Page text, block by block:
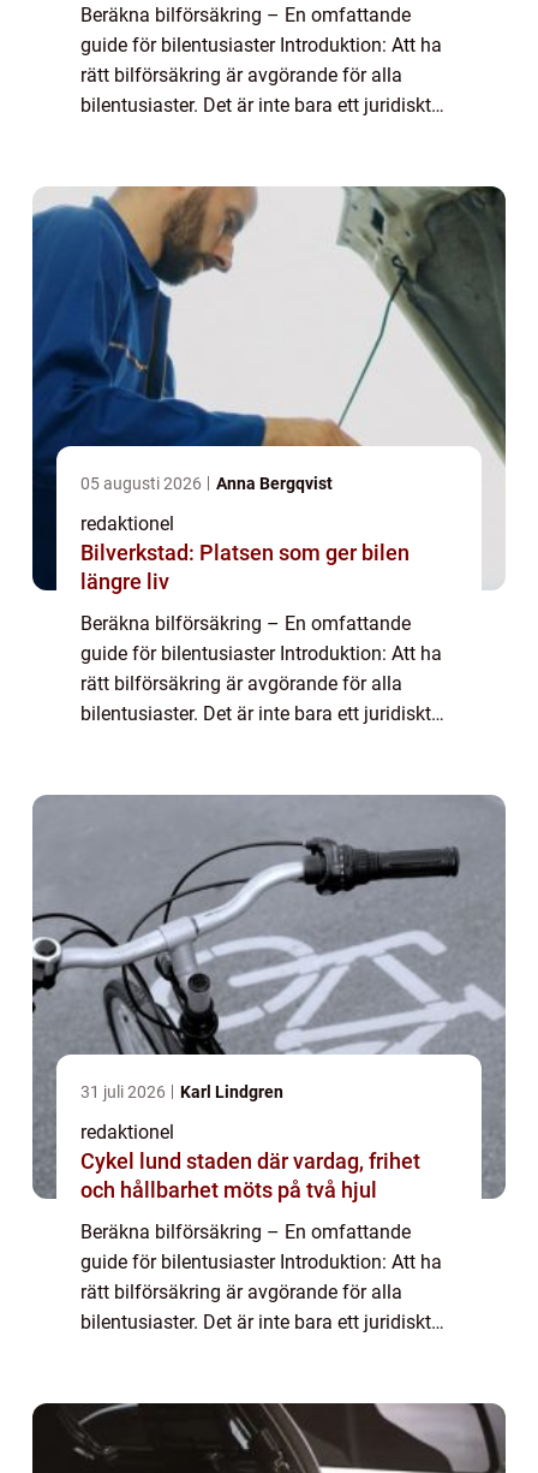
Beräkna bilförsäkring – En omfattande
guide för bilentusiaster Introduktion: Att ha
rätt bilförsäkring är avgörande för alla
bilentusiaster. Det är inte bara ett juridiskt
05 augusti 2026 Anna Bergqvist
redaktionel
Bilverkstad: Platsen som ger bilen
längre liv
Beräkna bilförsäkring – En omfattande
guide för bilentusiaster Introduktion: Att ha
rätt bilförsäkring är avgörande för alla
bilentusiaster. Det är inte bara ett juridiskt
31 juli 2026 Karl Lindgren
redaktionel
Cykel lund staden där vardag, frihet
och hållbarhet möts på två hjul
Beräkna bilförsäkring – En omfattande
guide för bilentusiaster Introduktion: Att ha
rätt bilförsäkring är avgörande för alla
bilentusiaster. Det är inte bara ett juridiskt